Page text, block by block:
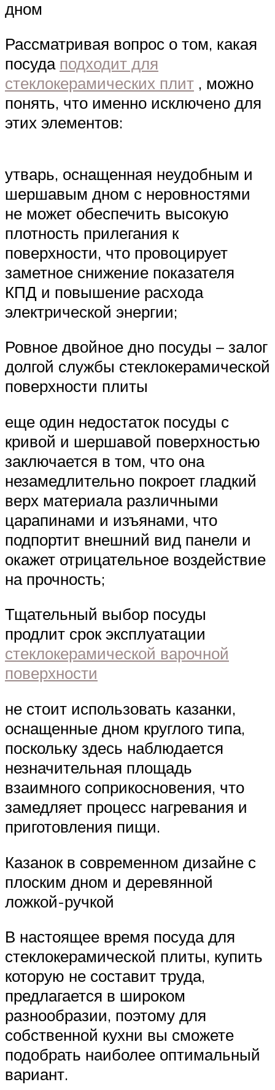
дном
Рассматривая вопрос о том, какая
посуда подходит для
стеклокерамических плит , можно
понять, что именно исключено для
этих элементов:
утварь, оснащенная неудобным и
шершавым дном с неровностями
не может обеспечить высокую
плотность прилегания к
поверхности, что провоцирует
заметное снижение показателя
КПД и повышение расхода
электрической энергии;
Ровное двойное дно посуды – залог
долгой службы стеклокерамической
поверхности плиты
еще один недостаток посуды с
кривой и шершавой поверхностью
заключается в том, что она
незамедлительно покроет гладкий
верх материала различными
царапинами и изъянами, что
подпортит внешний вид панели и
окажет отрицательное воздействие
на прочность;
Тщательный выбор посуды
продлит срок эксплуатации
стеклокерамической варочной
поверхности
не стоит использовать казанки,
оснащенные дном круглого типа,
поскольку здесь наблюдается
незначительная площадь
взаимного соприкосновения, что
замедляет процесс нагревания и
приготовления пищи.
Казанок в современном дизайне с
плоским дном и деревянной
ложкой-ручкой
В настоящее время посуда для
стеклокерамической плиты, купить
которую не составит труда,
предлагается в широком
разнообразии, поэтому для
собственной кухни вы сможете
подобрать наиболее оптимальный
вариант.